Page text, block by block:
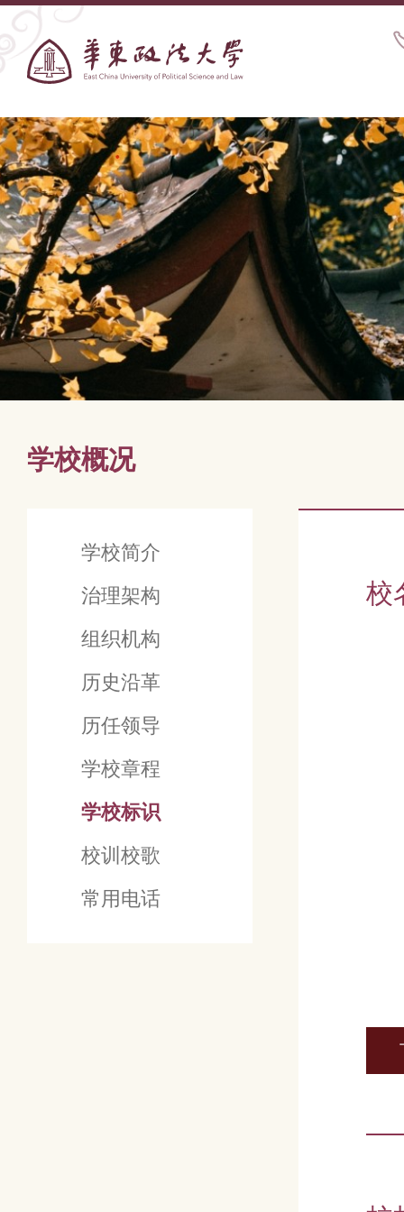
学校概况
学校简介
治理架构
组织机构
历史沿革
历任领导
学校章程
学校标识
校训校歌
常用电话
校